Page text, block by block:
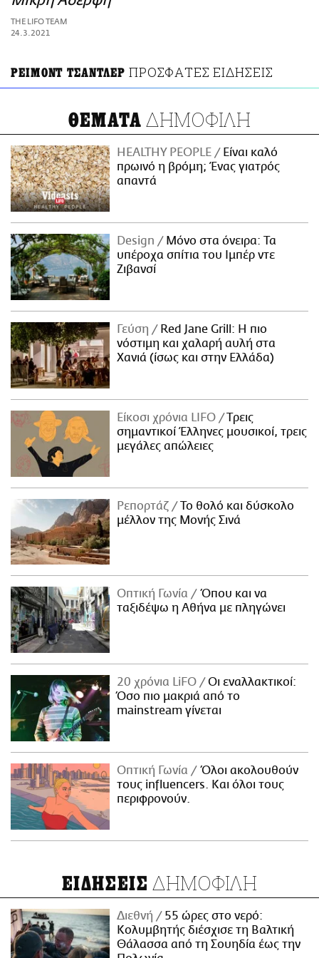
ΑΜΠΑ
PRINT
THE LIFO TEAM
24.3.2021
ΡΕΙΜΟΝΤ ΤΣΑΝΤΛΕΡ ΠΡΟΣΦΑΤΕΣ ΕΙΔΗΣΕΙΣ
ΘΕΜΑΤΑ ΔΗΜΟΦΙΛΗ
HEALTHY PEOPLE
Είναι καλό
πρωινό η βρόμη; Ένας γιατρός
απαντά
Design
Μόνο στα όνειρα: Τα
υπέροχα σπίτια του Ιμπέρ ντε
Ζιβανσί
Γεύση
Red Jane Grill: Η πιο
νόστιμη και χαλαρή αυλή στα
Χανιά (ίσως και στην Ελλάδα)
Είκοσι χρόνια LIFO
Tρεις
σημαντικοί Έλληνες μουσικοί, τρεις
μεγάλες απώλειες
Ρεπορτάζ
Το θολό και δύσκολο
μέλλον της Μονής Σινά
Οπτική Γωνία
Όπου και να
ταξιδέψω η Αθήνα με πληγώνει
20 χρόνια LiFO
Οι εναλλακτικοί:
Όσο πιο μακριά από το
mainstream γίνεται
Οπτική Γωνία
Όλοι ακολουθούν
τους influencers. Και όλοι τους
περιφρονούν.
ΕΙΔΗΣΕΙΣ ΔΗΜΟΦΙΛΗ
Διεθνή
55 ώρες στο νερό:
Κολυμβητής διέσχισε τη Βαλτική
Θάλασσα από τη Σουηδία έως την